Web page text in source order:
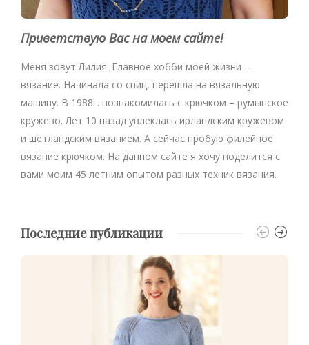
Приветствую Вас на моем сайте!
Меня зовут Лилия. Главное хобби моей жизни –
вязание. Начинала со спиц, перешла на вязальную
машину. В 1988г. познакомилась с крючком – румынское
кружево. Лет 10 назад увлеклась ирландским кружевом
и шетландским вязанием. А сейчас пробую филейное
вязание крючком. На данном сайте я хочу поделится с
вами моим 45 летним опытом разных техник вязания.
Последние публикации